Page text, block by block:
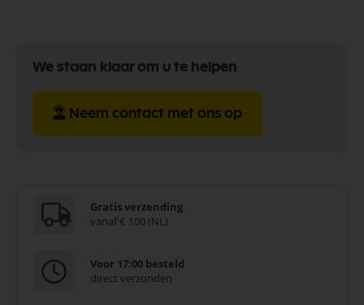
We staan klaar om u te helpen
Neem contact met ons op
Gratis verzending
vanaf € 100 (NL)
Voor 17:00 besteld
direct verzonden